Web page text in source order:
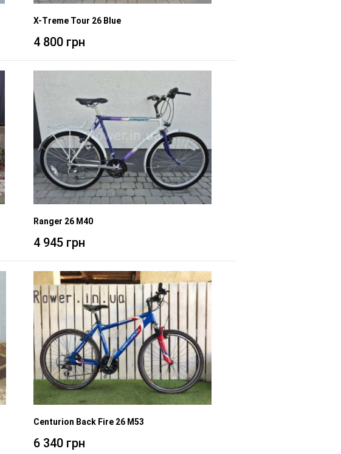
X-Treme Tour 26 Blue
4 800 грн
Ranger 26 M40
4 945 грн
Centurion Back Fire 26 M53
6 340 грн